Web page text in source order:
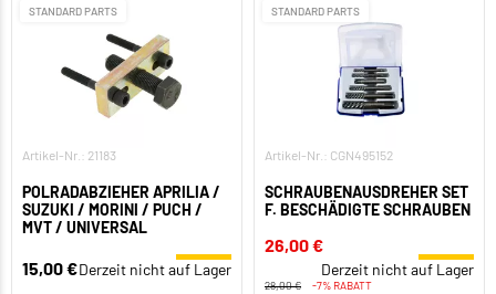
STANDARD PARTS
Artikel-Nr.: 21183
POLRADABZIEHER APRILIA /
SUZUKI / MORINI / PUCH /
MVT / UNIVERSAL
15,00 €Derzeit nicht auf Lager
STANDARD PARTS
Artikel-Nr.: CGN495152
SCHRAUBENAUSDREHER SET
F. BESCHÄDIGTE SCHRAUBEN
26,00 €
Derzeit nicht auf Lager
28,00 € -7% RABATT